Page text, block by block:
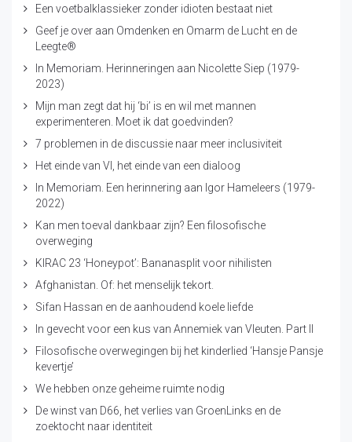
Een voetbalklassieker zonder idioten bestaat niet
Geef je over aan Omdenken en Omarm de Lucht en de
Leegte®
In Memoriam. Herinneringen aan Nicolette Siep (1979-
2023)
Mijn man zegt dat hij ‘bi’ is en wil met mannen
experimenteren. Moet ik dat goedvinden?
7 problemen in de discussie naar meer inclusiviteit
Het einde van VI, het einde van een dialoog
In Memoriam. Een herinnering aan Igor Hameleers (1979-
2022)
Kan men toeval dankbaar zijn? Een filosofische
overweging
KIRAC 23 ‘Honeypot’: Bananasplit voor nihilisten
Afghanistan. Of: het menselijk tekort.
Sifan Hassan en de aanhoudend koele liefde
In gevecht voor een kus van Annemiek van Vleuten. Part II
Filosofische overwegingen bij het kinderlied ‘Hansje Pansje
kevertje’
We hebben onze geheime ruimte nodig
De winst van D66, het verlies van GroenLinks en de
zoektocht naar identiteit